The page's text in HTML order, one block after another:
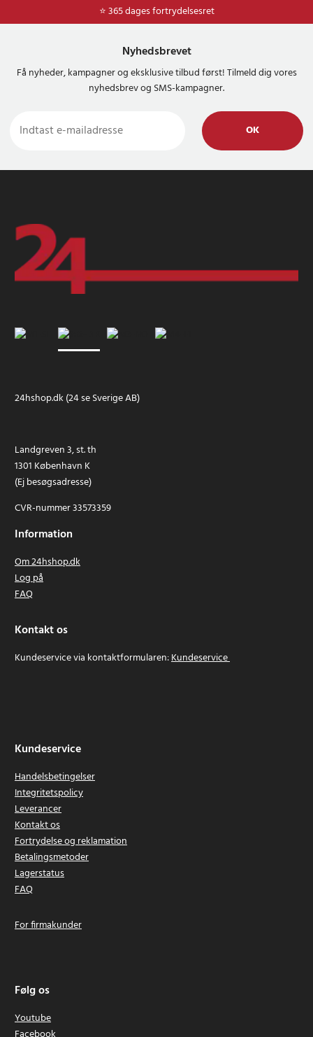
⭐ 365 dages fortrydelsesret
⭐ Nem og sikker betaling med mobilepay og dankort
Nyhedsbrevet
Få nyheder, kampagner og eksklusive tilbud først! Tilmeld dig vores
nyhedsbrev og SMS-kampagner.
OK
24hshop.dk (24 se Sverige AB)
Landgreven 3, st. th
1301 København K
(Ej besøgsadresse)
CVR-nummer 33573359
Information
Om 24hshop.dk
Log på
FAQ
Kontakt os
Kundeservice via kontaktformularen:Kundeservice
Kundeservice
Handelsbetingelser
Integritetspolicy
Leverancer
Kontakt os
Fortrydelse og reklamation
Betalingsmetoder
Lagerstatus
FAQ
For firmakunder
Følg os
Youtube